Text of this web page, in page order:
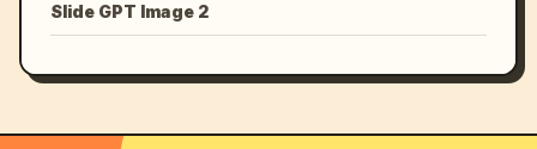
Slide GPT Image 2